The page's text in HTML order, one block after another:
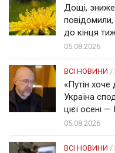
Дощі,
до кінця
05.08.2026
ВСІ НОВИНИ /
«Путін
Україна
цієї осені
05.08.2026
ВСІ НОВИНИ /